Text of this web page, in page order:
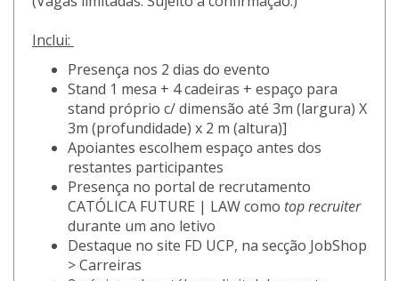
Inclui:
Presença nos 2 dias do evento
Stand 1 mesa + 4 cadeiras + espaço para
stand próprio c/ dimensão até 3m (largura) X
3m (profundidade) x 2 m (altura)]
Apoiantes escolhem espaço antes dos
restantes participantes
Presença no portal de recrutamento
CATÓLICA FUTURE | LAW como top recruiter
durante um ano letivo
Destaque no site FD UCP, na secção JobShop
> Carreiras